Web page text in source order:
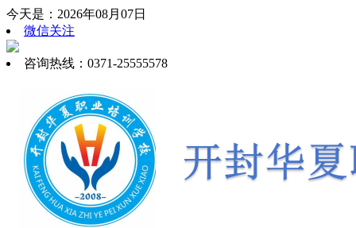
今天是：2026年08月07日
微信关注
咨询热线：0371-25555578